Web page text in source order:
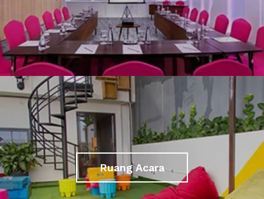
Ruang Acara